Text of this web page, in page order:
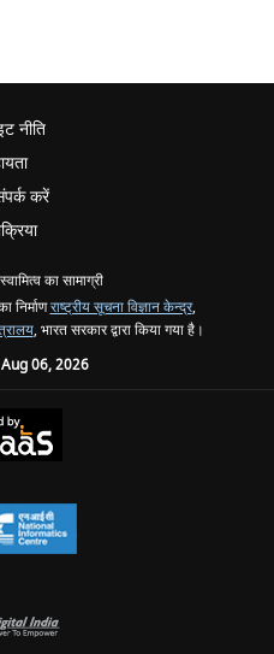
नीति
करें
का सामाग्री
निर्माणराष्ट्रीय सूचना विज्ञान केन्द्र,
, भारत सरकार द्वारा किया गया है।
Aug 06, 2026